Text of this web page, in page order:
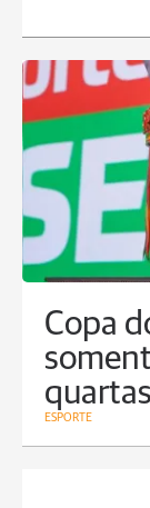
Copa
ESPORTE